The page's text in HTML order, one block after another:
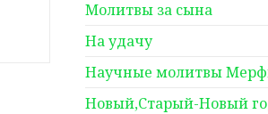
Молитвы за сына
На удачу
Научные молитвы
Новый,Старый-Новый